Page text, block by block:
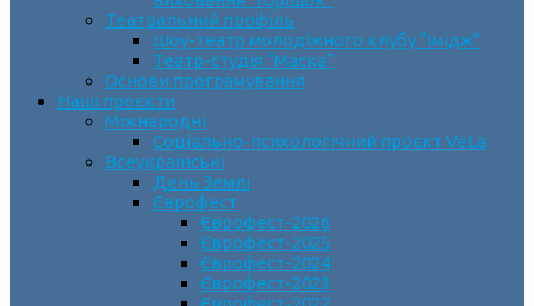
Театральний профіль
Шоу-театр молодіжного клубу “Імідж”
Театр-студія “Маска”
Основи програмування
Наші проєкти
Міжнародні
Соціально-психологічний проєкт VeLa
Всеукраїнські
День Землі
Єврофест
Єврофест-2026
Єврофест-2025
Єврофест-2024
Єврофест-2023